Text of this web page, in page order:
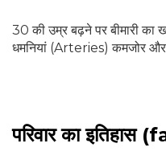
30 की उम्र बढ़ने पर बीमारी का
धमनियां (Arteries) कमजोर और
परिवार का